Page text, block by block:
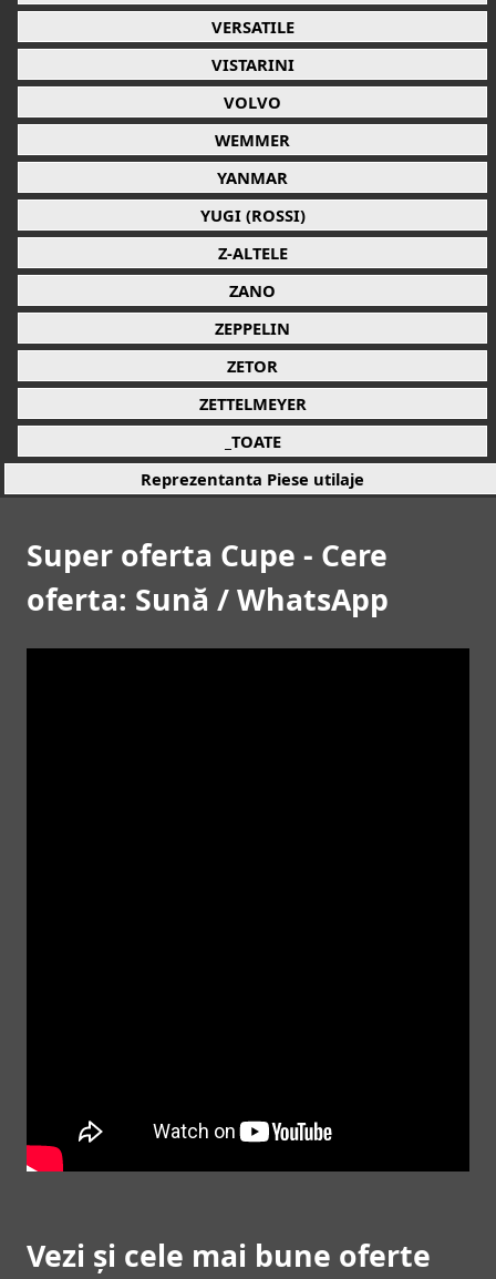
VERSATILE
VISTARINI
VOLVO
WEMMER
YANMAR
YUGI (ROSSI)
Z-ALTELE
ZANO
ZEPPELIN
ZETOR
ZETTELMEYER
_TOATE
Reprezentanta Piese utilaje
Super oferta Cupe - Cere
oferta: Sună / WhatsApp
Vezi și cele mai bune oferte